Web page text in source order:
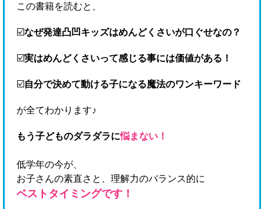
この書籍を読むと、
☑️なぜ発達凸凹キッズはめんどくさいが口ぐせなの？
☑️実はめんどくさいって感じる事には価値がある！
☑️自分で決めて動ける子になる魔法のワンキーワード
が全てわかります♪
もう子どものダラダラに悩まない！
低学年の今が、
お子さんの素直さと、理解力のバランス的に
ベストタイミングです！